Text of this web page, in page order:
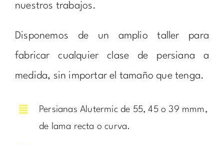
nuestros trabajos.
Disponemos de un amplio taller para
fabricar cualquier clase de persiana a
medida, sin importar el tamaño que tenga.
Persianas Alutermic de 55, 45 o 39 mmm,
de lama recta o curva.